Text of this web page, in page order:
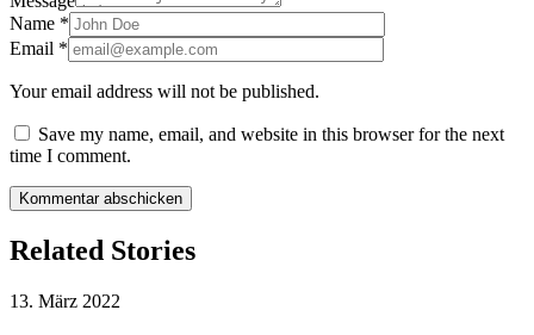
Name *
Email *
Your email address will not be published.
Save my name, email, and website in this browser for the next
time I comment.
Related Stories
13. März 2022